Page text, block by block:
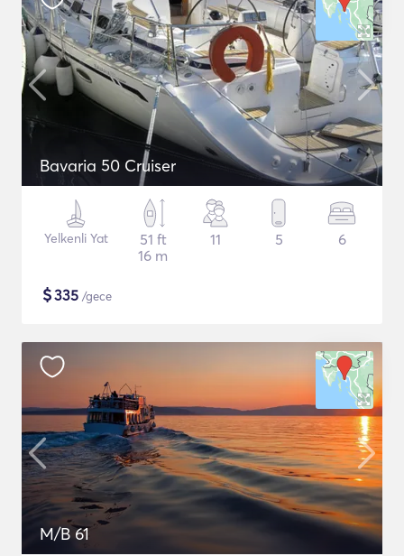
Bavaria 50 Cruiser
Yelkenli Yat
51 ft
16 m
11 5 6
$335 /gece
M/B 61